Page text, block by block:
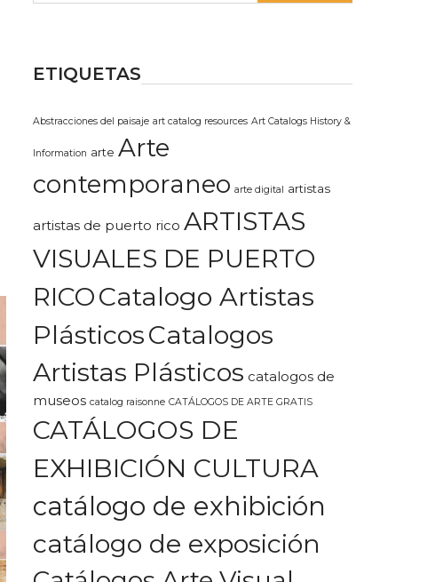
ETIQUETAS
Abstracciones del paisaje art catalog resources Art Catalogs History &
Information arte Arte
contemporaneo arte digital artistas
artistas de puerto rico ARTISTAS
VISUALES DE PUERTO
RICOCatalogo Artistas
PlásticosCatalogos
Artistas Plásticos catalogos de
museos catalog raisonne CATÁLOGOS DE ARTE GRATIS
CATÁLOGOS DE
EXHIBICIÓN CULTURA
catálogo de exhibición
catálogo de exposición